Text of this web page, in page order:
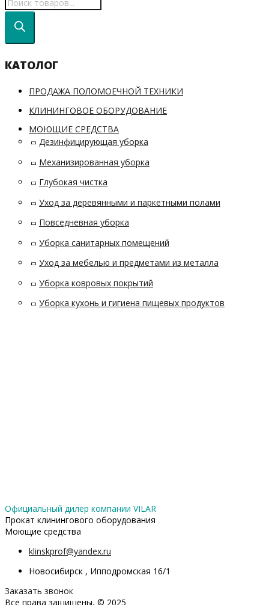
КАТОЛОГ
ПРОДАЖА ПОЛОМОЕЧНОЙ ТЕХНИКИ
КЛИНИНГОВОЕ ОБОРУДОВАНИЕ
МОЮЩИЕ СРЕДСТВА
Дезинфицирующая уборка
Механизированная уборка
Глубокая чистка
Уход за деревянными и паркетными полами
Повседневная уборка
Уборка санитарных помещений
Уход за мебелью и предметами из металла
Уборка ковровых покрытий
Уборка кухонь и гигиена пищевых продуктов
Официальный дилер компании VILAR
Прокат клинингового оборудования
Моющие средства
klinskprof@yandex.ru
Новосибирск , Ипподромская 16/1
Заказать звонок
Все права защищены, © 2025